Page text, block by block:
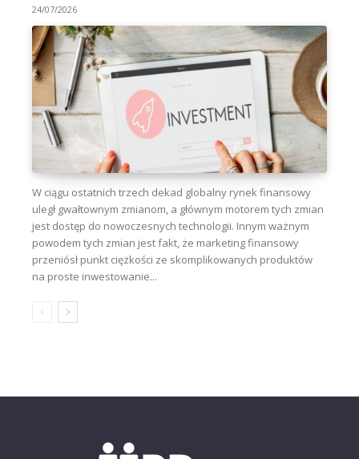
24/07/2026
W ciągu ostatnich trzech dekad globalny rynek finansowy
uległ gwałtownym zmianom, a głównym motorem tych zmian
jest dostęp do nowoczesnych technologii. Innym ważnym
powodem tych zmian jest fakt, że marketing finansowy
przeniósł punkt ciężkości ze skomplikowanych produktów
na proste inwestowanie...